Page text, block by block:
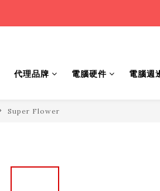
代理品牌 電腦硬件 電腦週
Super Flower